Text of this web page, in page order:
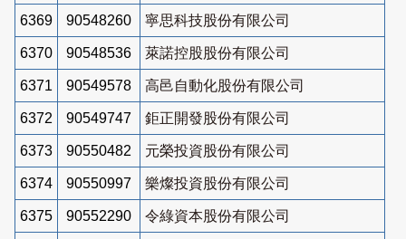
6369 90548260 寧思科技股份有限公司
6370 90548536 萊諾控股股份有限公司
6371 90549578 高邑自動化股份有限公司
6372 90549747 鉅正開發股份有限公司
6373 90550482 元榮投資股份有限公司
6374 90550997 樂燦投資股份有限公司
6375 90552290 令綠資本股份有限公司